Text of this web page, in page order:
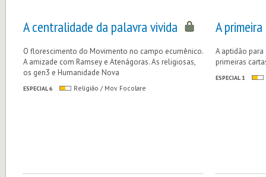
A centralidade da palavra vivida
O florescimento do Movimento no campo ecumênico.
A amizade com Ramsey e Atenágoras. As religiosas,
os gen3 e Humanidade Nova
ESPECIAL 6 Religião / Mov. Focolare
A
A aptidão
primeiras
ESPECIAL 1